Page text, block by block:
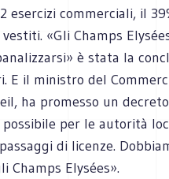
esercizi commerciali, il
«Gli Champs
è stata la
E il ministro del
ha promesso un
possibile per le autorità
di licenze.
Champs Elysées».